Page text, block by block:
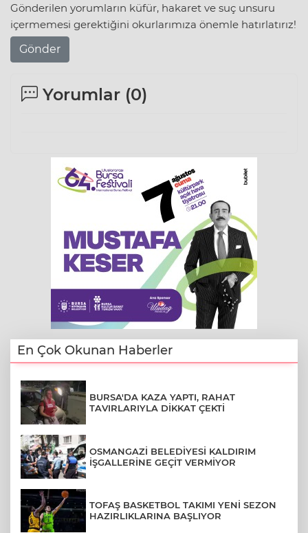
Gönderilen yorumların küfür, hakaret ve suç unsuru
içermemesi gerektiğini okurlarımıza önemle hatırlatırız!
Gönder
Yorumlar (0)
En Çok Okunan Haberler
BURSA'DA KAZA YAPTI, RAHAT
TAVIRLARIYLA DİKKAT ÇEKTİ
OSMANGAZİ BELEDİYESİ KALDIRIM
İŞGALLERİNE GEÇİT VERMİYOR
TOFAŞ BASKETBOL TAKIMI YENİ SEZON
HAZIRLIKLARINA BAŞLIYOR